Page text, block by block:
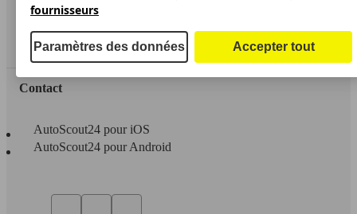
Espace Pro
Contact
AutoScout24 pour iOS
AutoScout24 pour Android
fournisseurs
Paramètres des données Accepter tout